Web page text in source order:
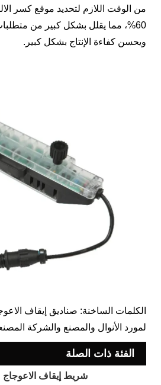
من الوقت اللازم لتحديد موقع كسر
60%، مما يقلل بشكل كبير من
ويحسن كفاءة الإنتاج بشكل كبير.
لمورد الأنوال والمصنع والشركة
الفئة ذات الصلة
شريط إيقاف الاعوجاج